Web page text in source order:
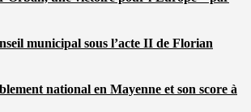
municipal sous l’acte II de Florian
national en Mayenne et son score à